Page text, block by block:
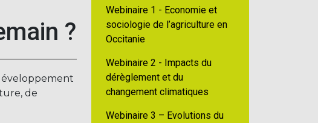
?
de
Webinaire 1 - Economie et
sociologie de l’agriculture en
Occitanie
Webinaire 2 - Impacts du
dérèglement et du
changement climatiques
Webinaire 3 – Evolutions du